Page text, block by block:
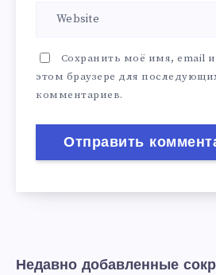
Сохранить моё имя, email и
этом браузере для
комментариев.
Недавно добавленные